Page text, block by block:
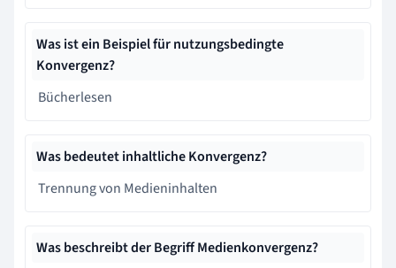
Was ist ein Beispiel für nutzungsbedingte
Konvergenz?
Bücherlesen
Was bedeutet inhaltliche Konvergenz?
Trennung von Medieninhalten
Was beschreibt der Begriff Medienkonvergenz?